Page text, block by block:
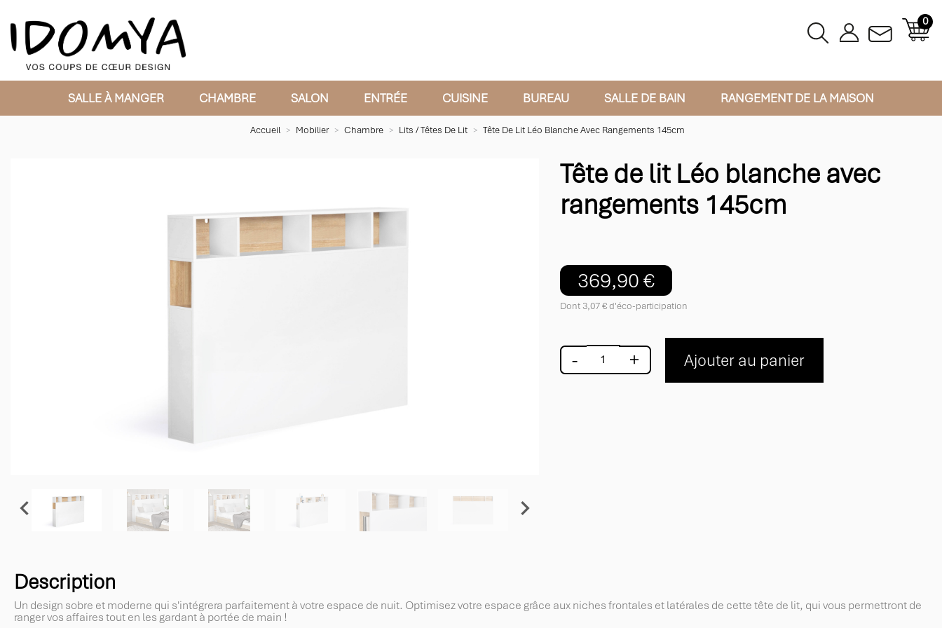
0
SALLE À MANGER CHAMBRE SALON ENTRÉE CUISINE BUREAU SALLE DE BAIN RANGEMENT DE LA MAISON
Accueil Mobilier Chambre Lits / Têtes De Lit Tête De Lit Léo Blanche Avec Rangements 145cm
 
Tête de lit Léo blanche avec
rangements 145cm
369,90 €
Dont 3,07 € d'éco-participation
- + Ajouter au panier
Description
Un design sobre et moderne qui s'intégrera parfaitement à votre espace de nuit. Optimisez votre espace grâce aux niches frontales et latérales de cette tête de lit, qui vous permettront de
ranger vos affaires tout en les gardant à portée de main !